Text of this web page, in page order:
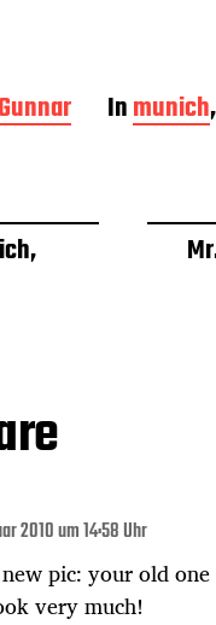
Gunnar Inmunich,
2010 um 14:58 Uhr
pic: your old
very much!